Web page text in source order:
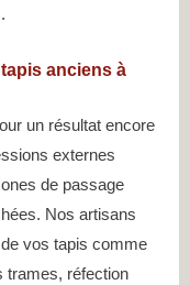
anciens à
un résultat encore
externes
de passage
Nos artisans
vos tapis comme
trames, réfection